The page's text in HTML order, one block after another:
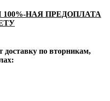
НАЯ ПРЕДОПЛАТА
по вторникам,